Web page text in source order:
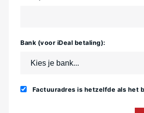
Bank (voor iDeal betaling):
Factuuradres is hetzelfde als het